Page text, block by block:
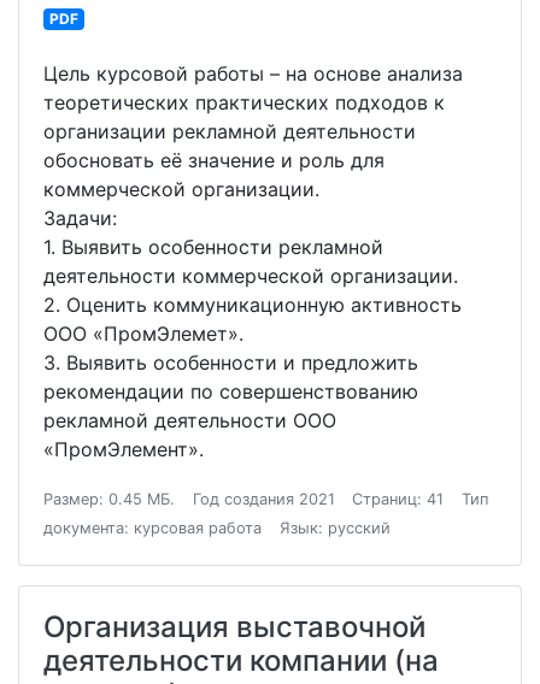
PDF
Цель курсовой работы – на основе анализа
теоретических практических подходов к
организации рекламной деятельности
обосновать её значение и роль для
коммерческой организации.
Задачи:
1. Выявить особенности рекламной
деятельности коммерческой организации.
2. Оценить коммуникационную активность
ООО «ПромЭлемет».
3. Выявить особенности и предложить
рекомендации по совершенствованию
рекламной деятельности ООО
«ПромЭлемент».
Размер: 0.45 МБ. Год создания 2021 Страниц: 41
Тип
документа: курсовая работа
Язык: русский
Организация выставочной
деятельности компании (на